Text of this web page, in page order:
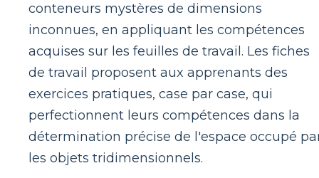
conteneurs mystères de dimensions
inconnues, en appliquant les compétences
acquises sur les feuilles de travail. Les fiches
de travail proposent aux apprenants des
exercices pratiques, case par case, qui
perfectionnent leurs compétences dans la
détermination précise de l'espace occupé
les objets tridimensionnels.